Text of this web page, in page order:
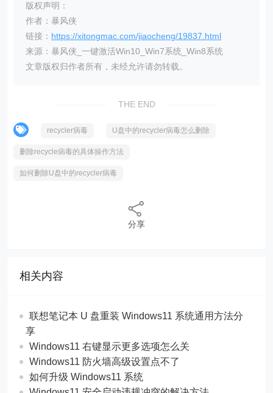
版权声明：
作者：暴风侠
链接： https://xitongmac.com/jiaocheng/19837.html
来源：暴风侠_一键激活Win10_Win7系统_Win8系统
文章版权归作者所有，未经允许请勿转载。
THE END
recycler病毒 U盘中的recycler病毒怎么删除
删除recycle病毒的具体操作方法
如何删除U盘中的recycler病毒
分享
相关内容
联想笔记本 U 盘重装 Windows11 系统通用方法分
享
Windows11 右键显示更多选项怎么关
Windows11 防火墙高级设置点不了
如何升级 Windows11 系统